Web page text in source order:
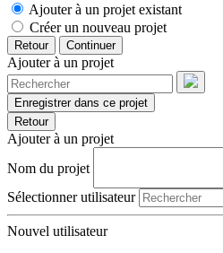
Ajouter à un projet existant
Créer un nouveau projet
Retour Continuer
Ajouter à un projet
Enregistrer dans ce projet
Retour
Ajouter à un projet
Nom du projet
Sélectionner utilisateur
Nouvel utilisateur